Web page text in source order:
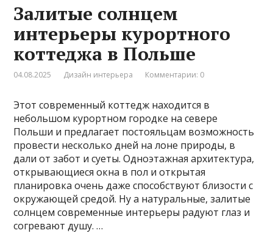
Залитые солнцем
интерьеры курортного
коттеджа в Польше
04.08.2025 Дизайн интерьера Комментарии: 0
Этот современный коттедж находится в
небольшом курортном городке на севере
Польши и предлагает постояльцам возможность
провести несколько дней на лоне природы, в
дали от забот и суеты. Одноэтажная архитектура,
открывающиеся окна в пол и открытая
планировка очень даже способствуют близости с
окружающей средой. Ну а натуральные, залитые
солнцем современные интерьеры радуют глаз и
согревают душу. …